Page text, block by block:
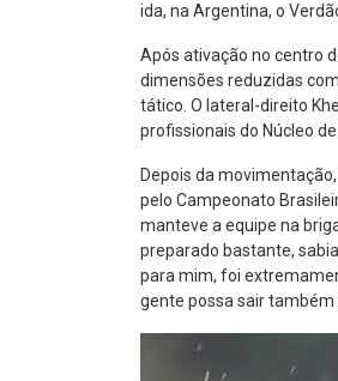
ida, na Argentina, o
Após ativação no centro
dimensões reduzidas
tático. O lateral-direito
profissionais do Núcleo
Depois da
pelo Campeonato
manteve a equipe na
preparado bastante,
para mim, foi
gente possa sair também
PLANO PRATA
R$46,04